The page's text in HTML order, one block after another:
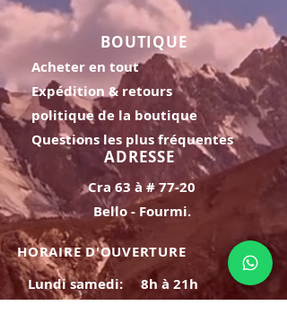
BOUTIQUE
Acheter en tout
Expédition & retours
politique de la boutique
Questions les plus fréquentes
ADRESSE
Cra 63 à # 77-20
Bello - Fourmi.
HORAIRE D'OUVERTURE
Lundi samedi:
8h à 21h